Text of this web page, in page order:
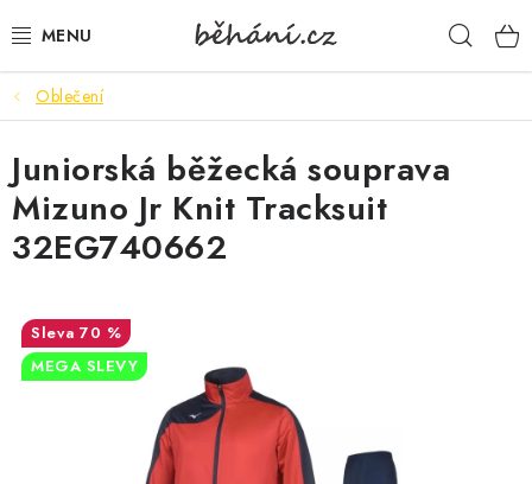
na
BOTY PÁNSKÉ
BOTY DÁMSKÉ
PÁNSKÉ OBLEČENÍ
DOPLŇKY
DÁRKOVÉ POUKAZY
VELIKOSTNÍ TABULKY
Oblečení
Juniorská běžecká souprava
Mizuno Jr Knit Tracksuit
32EG740662
70 %
MEGA SLEVY